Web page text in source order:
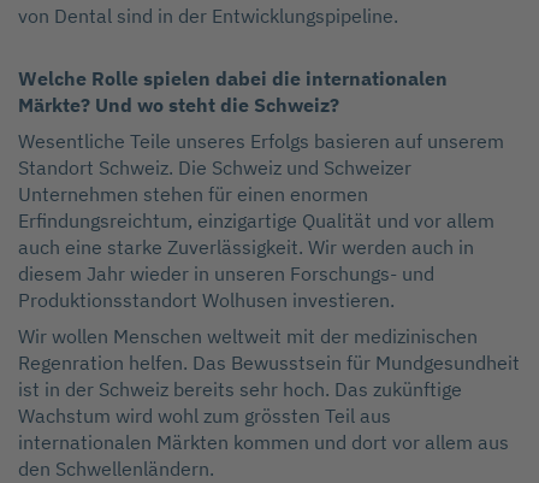
von Dental sind in der Entwicklungspipeline.
Welche Rolle spielen dabei die internationalen
Märkte? Und wo steht die Schweiz?
Wesentliche Teile unseres Erfolgs basieren auf unserem
Standort Schweiz. Die Schweiz und Schweizer
Unternehmen stehen für einen enormen
Erfindungsreichtum, einzigartige Qualität und vor allem
auch eine starke Zuverlässigkeit. Wir werden auch in
diesem Jahr wieder in unseren Forschungs- und
Produktionsstandort Wolhusen investieren.
Wir wollen Menschen weltweit mit der medizinischen
Regenration helfen. Das Bewusstsein für Mundgesundheit
ist in der Schweiz bereits sehr hoch. Das zukünftige
Wachstum wird wohl zum grössten Teil aus
internationalen Märkten kommen und dort vor allem aus
den Schwellenländern.